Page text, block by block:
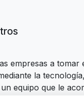
empresas a tomar
la
equipo que le